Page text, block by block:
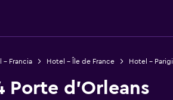
- Francia Hotel - Île de France Hotel - Parigi
Porte d'Orleans